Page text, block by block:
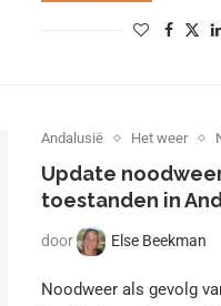
Andalusië Het weer
Update
toestanden in
door Else Beekman
Noodweer als gevolg